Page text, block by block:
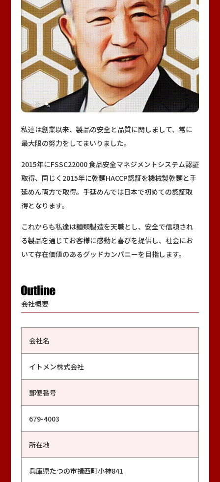
私達は創業以来、製品の安全と品質に関しまして、常に
最大限の努力をしてまいりました。
2015年にFSSC22000 食品安全マネジメントシステム認証
取得、同じく2015年に乾麺HACCP認証を機械製乾麺と手
延めん両方で取得。手延めんでは日本で初めての認証取
得となります。
これからも私達は麺類製造を天職とし、安全で信頼され
る製品を通じてお客様に感動と喜びを提供し、社会にお
いて存在価値のあるグッドカンパニーを目指します。
会社概要
会社名
イトメン株式会社
郵便番号
679-4003
所在地
兵庫県たつの市揖西町小神841